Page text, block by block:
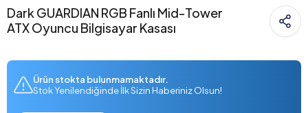
Dark GUARDIAN RGB Fanlı Mid-Tower
ATX Oyuncu Bilgisayar Kasası
Ürün stokta bulunmamaktadır.
Stok Yenilendiğinde İlk Sizin Haberiniz Olsun!